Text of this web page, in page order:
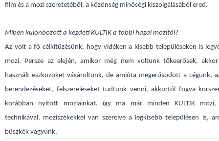
film és a mozi szeretetéből, a közönség minőségi kiszolgálásából ered.
Miben különbözött a kezdeti KULTIK a többi hazai mozitól?
Az volt a fő célkitűzésünk, hogy vidéken a kisebb településeken is
mozi. Persze az elején, amikor még nem voltunk tőkeerősek,
használt eszközöket vásároltunk, de amióta megerősödött a cégünk,
berendezéseket, felszereléseket tudtunk venni, akkortól fogva
korábban nyitott moziainkat, így ma már minden KULTIK
technikával, moziszékekkel van szerelve a legkisebb településen is,
büszkék vagyunk.